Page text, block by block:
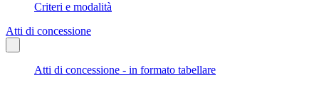
Criteri e modalità
Atti di concessione
Atti di concessione - in formato tabellare